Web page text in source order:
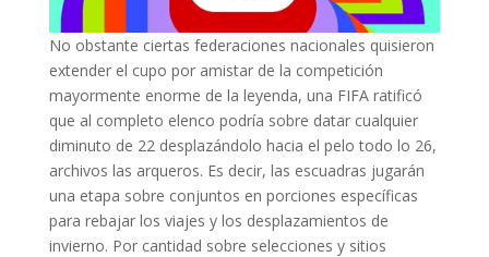
No obstante ciertas federaciones nacionales quisieron
extender el cupo por amistar de la competición
mayormente enorme de la leyenda, una FIFA ratificó
que al completo elenco podrí­a sobre datar cualquier
diminuto de 22 desplazándolo hacia el pelo todo lo 26,
archivos las arqueros. Es decir, las escuadras jugarán
una etapa sobre conjuntos en porciones específicas
para rebajar los viajes y los desplazamientos de
invierno. Por cantidad sobre selecciones y sitios